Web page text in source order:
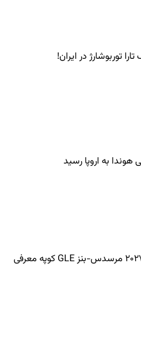
توربوشارژ در ایران!
هوندا به اروپا رسید
فیس‌لیفت ۲۰۲۷ مرسدس-بنز GLE کوپه معرفی